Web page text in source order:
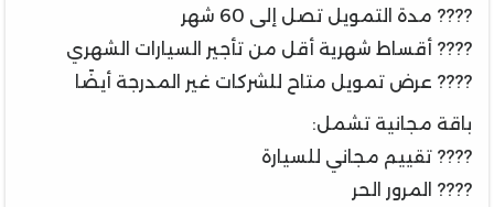
???? مدة التمويل تصل إلى 60 شهر
???? أقساط شهرية أقل من تأجير السيارات الشهري
???? عرض تمويل متاح للشركات غير المدرجة أيضًا
باقة مجانية تشمل:
???? تقييم مجاني للسيارة
???? المرور الحر